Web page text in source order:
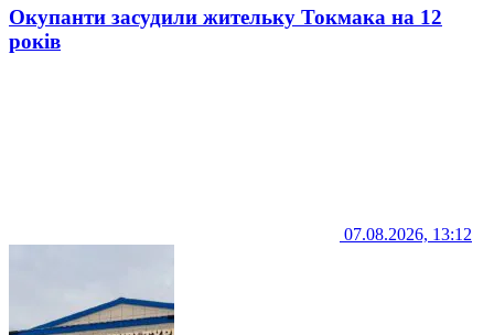
Окупанти засудили жительку Токмака на 12
років
07.08.2026, 13:12